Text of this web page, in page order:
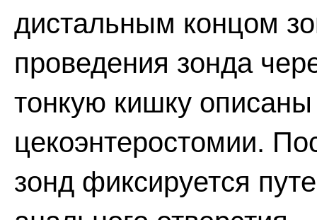
дистальным концом
проведения зонда
тонкую кишку
цекоэнтеростомии.
зонд фиксируется